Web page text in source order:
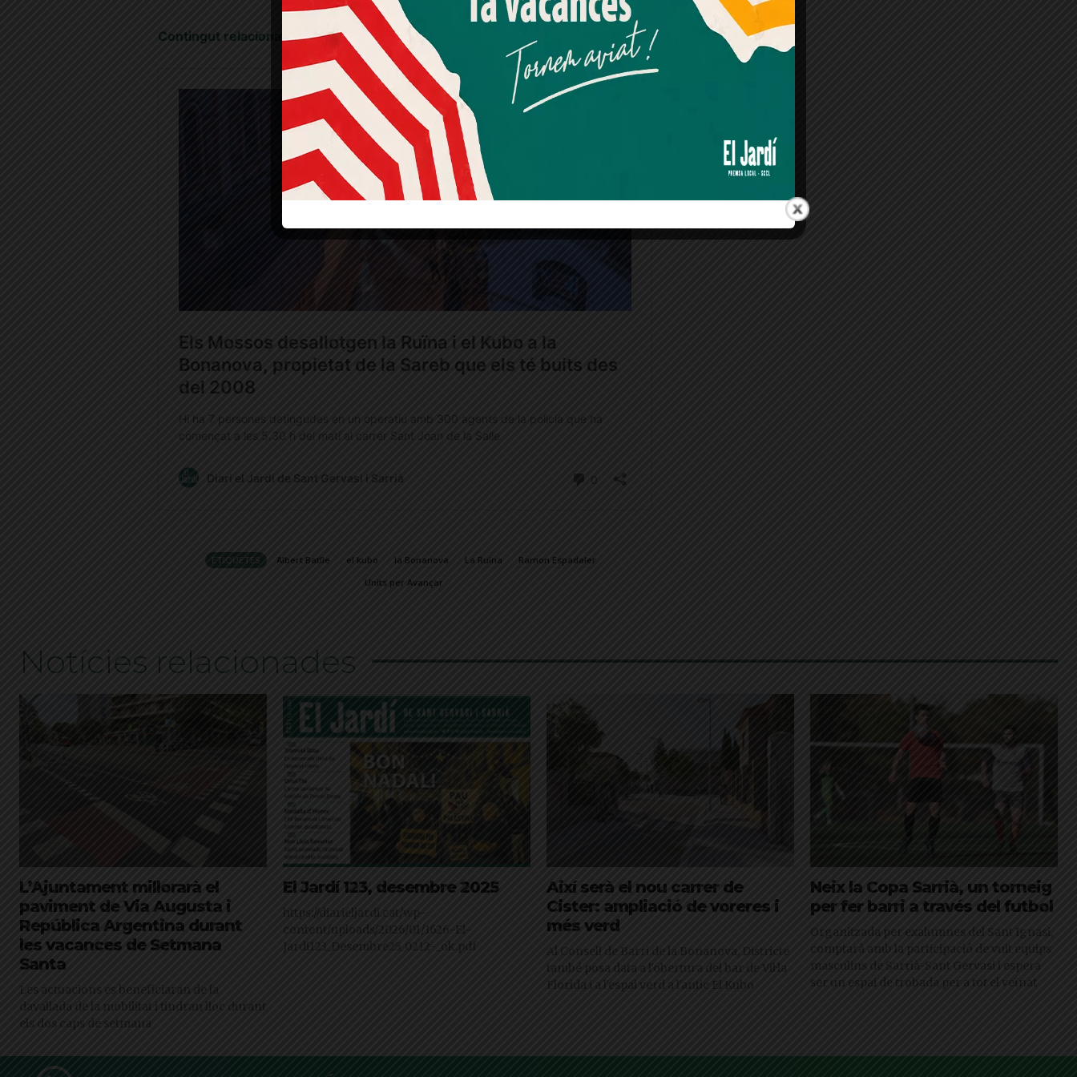
Contingut relacionat:
ETIQUETES Albert Batlle el kubo la Bonanova La Ruïna
Ramon Espadaler
Units per Avançar
Notícies relacionades
L’Ajuntament millorarà el
paviment de Via Augusta i
República Argentina durant
les vacances de Setmana
Santa
Les actuacions es beneficiaran de la
davallada de la mobilitat i tindran lloc durant
els dos caps de setmana
El Jardí 123, desembre 2025
https://diarieljardi.cat/wp-
content/uploads/2026/01/1626-El-
Jardi123_Desembre25_0212-_ok.pdf
Així serà el nou carrer de
Cister: ampliació de voreres i
més verd
Al Consell de Barri de la Bonanova, Districte
també posa data a l'obertura del bar de Vil·la
Florida i a l'espai verd a l'antic El Kubo
Neix la Copa Sarrià, un torneig
per fer barri a través del futbol
Organitzada per exalumnes del Sant Ignasi,
comptarà amb la participació de vuit equips
masculins de Sarrià-Sant Gervasi i espera
ser un espai de trobada per a tot el veïnat
Més informació Acceptar Rebutjar tot
Quan l’usuari crea un compte al Diari el Jardí, dona el seu
consentiment explícit per rebre comunicacions
informatives relacionades amb el servei. Aquest
consentiment pot ser revocat en qualsevol moment
mitjançant l’enllaç de baixa present a tots els correus.